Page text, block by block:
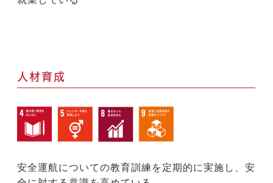
人材育成
安全運航についての教育訓練を定期的に実施し、安